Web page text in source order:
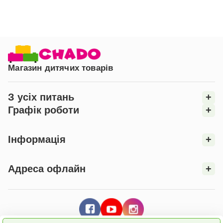
Магазин дитячих товарів
З усіх питань
+
Графік роботи
+
Інформація +
Адреса офлайн +